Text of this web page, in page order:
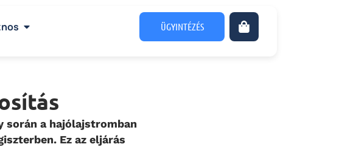
ÜGYINTÉZÉS
során a hajólajstromban
Ez az eljárás